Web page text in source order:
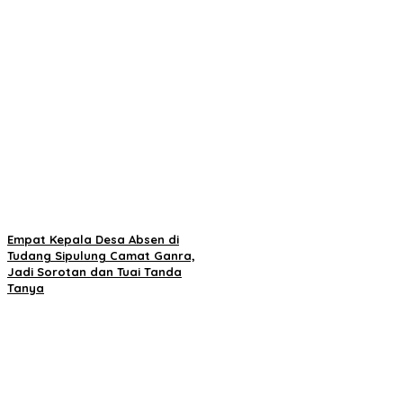
Empat Kepala Desa Absen di
Tudang Sipulung Camat Ganra,
Jadi Sorotan dan Tuai Tanda
Tanya